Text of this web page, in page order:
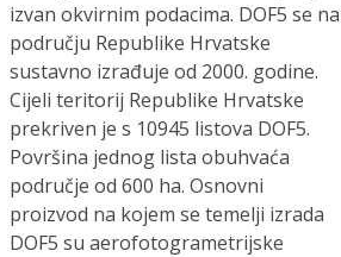
izvan okvirnim podacima. DOF5 se na
području Republike Hrvatske
sustavno izrađuje od 2000. godine.
Cijeli teritorij Republike Hrvatske
prekriven je s 10945 listova DOF5.
Površina jednog lista obuhvaća
područje od 600 ha. Osnovni
proizvod na kojem se temelji izrada
DOF5 su aerofotogrametrijske